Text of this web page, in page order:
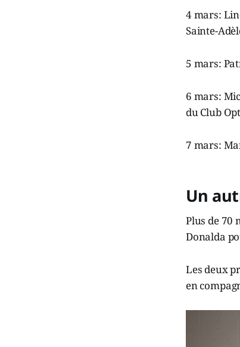
4 mars:
Sainte-
5 mars:
6 mars:
du Club
7 mars:
Un
Plus de 70
Donalda
Les deux
en